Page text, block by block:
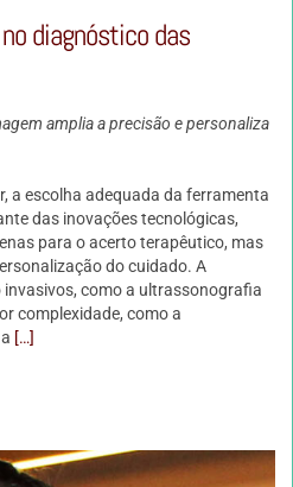
diagnóstico das
amplia a precisão e personaliza
a escolha adequada da ferramenta
das inovações tecnológicas,
para o acerto terapêutico, mas
do cuidado. A
como a ultrassonografia
complexidade, como a
[…]